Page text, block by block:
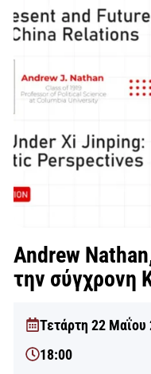
Andrew
την σύγχρονη
Τετάρτη 22
18:00